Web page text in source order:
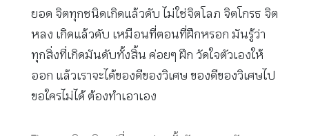
ยอด จิตทุกชนิดเกิดแล้วดับ ไม่ใช่จิตโลภ จิตโกรธ จิต
หลง เกิดแล้วดับ เหมือนที่ตอนที่ฝึกหรอก มันรู้ว่า
ทุกสิ่งที่เกิดมันดับทั้งสิ้น ค่อยๆ ฝึก วัดใจตัวเองให้
ออก แล้วเราจะได้ของดีของวิเศษ ของดีของวิเศษไป
ขอใครไม่ได้ ต้องทำเอาเอง